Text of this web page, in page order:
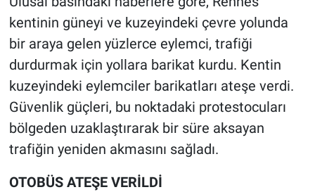
kentinin güneyi ve kuzeyindeki çevre yolunda
bir araya gelen yüzlerce eylemci, trafiği
durdurmak için yollara barikat kurdu. Kentin
kuzeyindeki eylemciler barikatları ateşe verdi.
Güvenlik güçleri, bu noktadaki protestocuları
bölgeden uzaklaştırarak bir süre aksayan
trafiğin yeniden akmasını sağladı.
OTOBÜS ATEŞE VERİLDİ
Nedir
Popüler
Programlar
Sağlık